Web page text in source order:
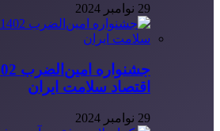
29 نوامبر 2024
اقتصاد سلامت ایران
29 نوامبر 2024